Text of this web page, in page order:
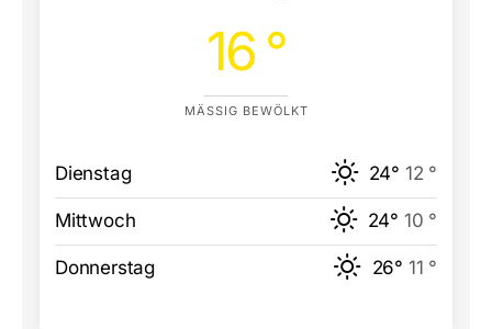
16 °
MÄSSIG BEWÖLKT
Dienstag 24° 12 °
Mittwoch 24° 10 °
Donnerstag 26° 11 °